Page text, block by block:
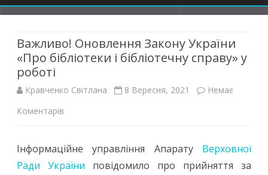
Важливо! Оновлення Закону України
«Про бібліотеки і бібліотечну справу» у
роботі
Кравченко Світлана 8 Вересня, 2021
Немає
Коментарів
Оновлення
Інформаційне управління Апарату Верховної
Ради України повідомило про прийняття за